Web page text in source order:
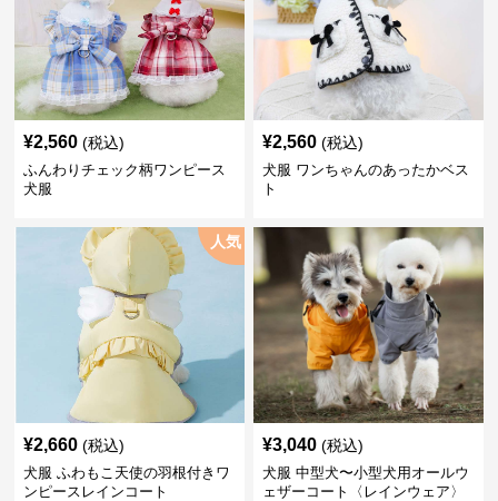
¥2,560 (税込)
ふんわりチェック柄ワンピース
犬服
¥2,560 (税込)
犬服 ワンちゃんのあったかベス
ト
人気
¥2,660 (税込)
犬服 ふわもこ天使の羽根付きワ
ンピースレインコート
¥3,040 (税込)
犬服 中型犬〜小型犬用オールウ
ェザーコート〈レインウェア〉